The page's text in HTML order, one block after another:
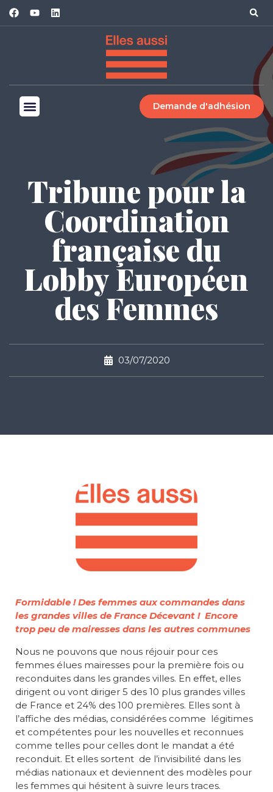
Demande d'adhésion
Tribune pour la
Coordination
française du
Lobby Européen
des Femmes
03/07/2020
Formidable ! Des femmes aux commandes dans
les grandes villes de France Décevant ! Encore
trop peu de mairesses dans les autres communes
Nous ne pouvons que nous réjouir pour ces
femmes élues mairesses pour la première fois ou
reconduites dans les grandes villes. En effet, elles
dirigent ou vont diriger 5 des 10 plus grandes villes
de France et 24% des 100 premières. Elles sont à
l’affiche des médias, considérées comme légitimes
et compétentes pour les nouvelles et reconnues
comme telles pour celles dont le mandat a été
reconduit. Et elles sortent de l’invisibilité dans les
médias nationaux et deviennent des modèles pour
les femmes qui hésitent à suivre leurs traces.